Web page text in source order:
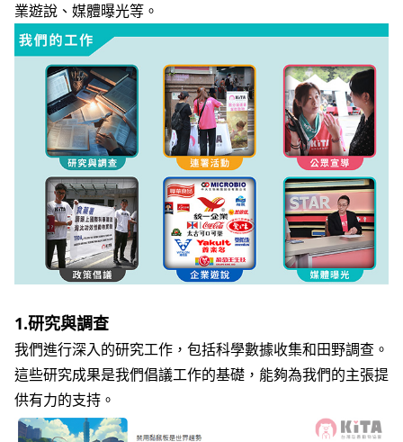
業遊說、媒體曝光等。
1.研究與調查
我們進行深入的研究工作，包括科學數據收集和田野調查。
這些研究成果是我們倡議工作的基礎，能夠為我們的主張提
供有力的支持。